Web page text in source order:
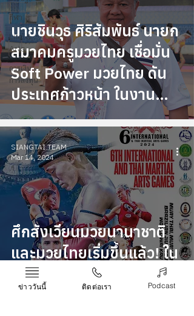
กีฬา
Life &
Arts
การเงิน
การลงทุน
นายชินวุธ ศิริสัมพันธ์ นายก
สมาคมครูมวยไทย เชื่อมั่น
Soft Power มวยไทย ดัน
ประเทศก้าวหน้า ในงาน
มหกรรมศิลปะการต่อสู้
ป้องกันตัวเอกลักษณ์ไทย สู่
นานาชาติ ครั้งที่ 6
ศึกสังเวียนมวยนานาชาติ
และมวยไทยเริ่มขึ้นแล้ว! ใน
งานมหกรรมศิลปะการต่อสู้
ป้องกันตัวเอกลักษณ์ไทย สู่
SIANGTAI TEAM
Mar 14, 2024
ข่าววันนี้ ติดต่อเรา Podcast